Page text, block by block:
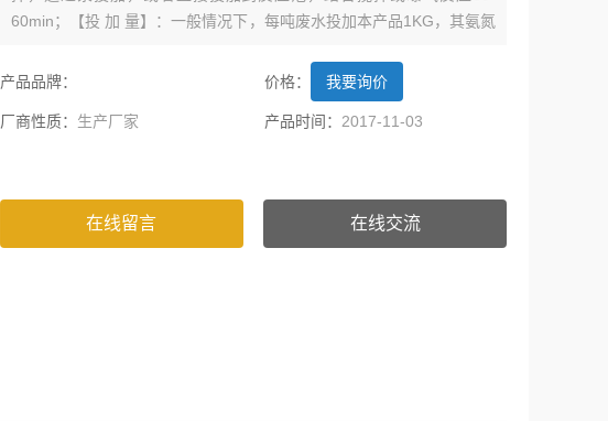
60min；【投 加 量】：一般情况下，每吨废水投加本产品1KG，其氨氮
小试验确定；
产品品牌： 价格： 我要询价
厂商性质： 生产厂家 产品时间： 2017-11-03
在线留言 在线交流